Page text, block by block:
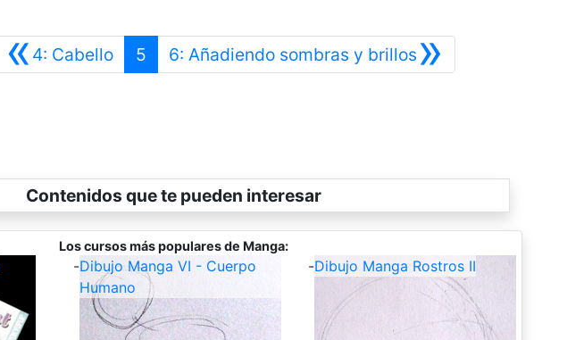
«4: CabelloAnterior
5 »
6: Añadiendo sombras y brillosSiguiente
Contenidos que te pueden interesar
Los cursos más populares de Manga:
-Dibujo Manga VI - Cuerpo
Humano
-Dibujo Manga Rostros II